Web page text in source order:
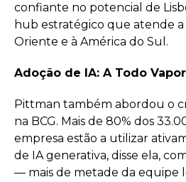
confiante no potencial de
hub estratégico que atende a
Oriente e à América do Sul.
Adoção de IA: A Todo Vapor
Pittman também abordou o
na BCG. Mais de 80% dos
empresa estão a utilizar
de IA generativa, disse ela,
— mais de metade da equipe